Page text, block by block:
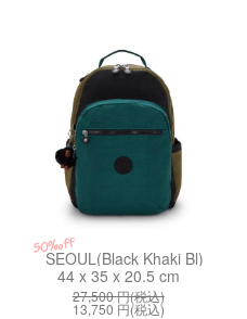
50%off
SEOUL(Black Khaki Bl)
44 x 35 x 20.5 cm
27,500円(税込)
13,750 円(税込)